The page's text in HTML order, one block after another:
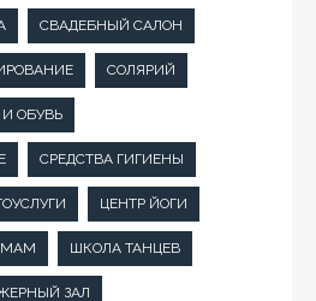
СВАДЕБНЫЙ САЛОН
СОЛЯРИЙ
ОБУВЬ
СРЕДСТВА ГИГИЕНЫ
ЦЕНТР ЙОГИ
МАМ ШКОЛА ТАНЦЕВ
ЗАЛ